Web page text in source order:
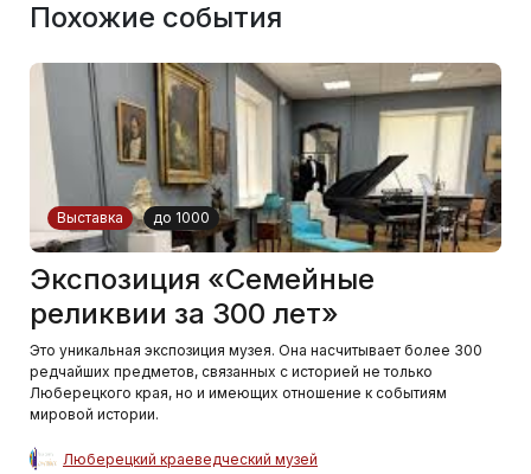
Похожие события
Выставка до 1000
Экспозиция «Семейные
реликвии за 300 лет»
Это уникальная экспозиция музея. Она насчитывает более 300
редчайших предметов, связанных с историей не только
Люберецкого края, но и имеющих отношение к событиям
мировой истории.
Люберецкий краеведческий музей